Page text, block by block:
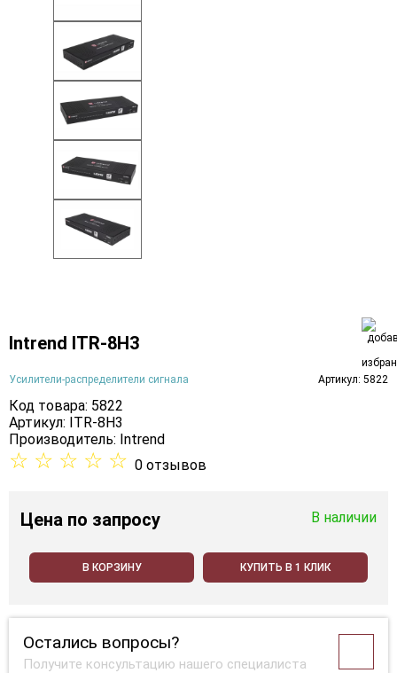
Intrend ITR-8H3
Усилители-распределители сигнала Артикул: 5822
Код товара: 5822
Артикул: ITR-8H3
Производитель: Intrend
☆ ☆ ☆ ☆ ☆ 0 отзывов
Цена по запросу В наличии
В КОРЗИНУ КУПИТЬ В 1 КЛИК
Остались вопросы?
Получите консультацию нашего специалиста